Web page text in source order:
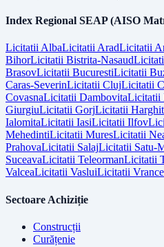
Index Regional SEAP (AISO
LicitatiiAlbaLicitatiiAradLicitatii
BihorLicitatii Bistrita-Nasaud
BrasovLicitatii BucurestiLicitatii
Caras-SeverinLicitatii ClujLicitatii
CovasnaLicitatii DambovitaLicitatii
GiurgiuLicitatii GorjLicitatii
IalomitaLicitatii IasiLicitatii Ilfov
MehedintiLicitatii MuresLicitatii
PrahovaLicitatii SalajLicitatii Satu-
SuceavaLicitatii TeleormanLicitatii
ValceaLicitatii VasluiLicitatii
Sectoare Achiziție
Construcții
Curățenie